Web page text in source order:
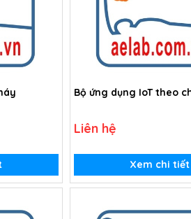
Bộ ứng dụng IoT theo
Liên hệ
Xem chi tiết